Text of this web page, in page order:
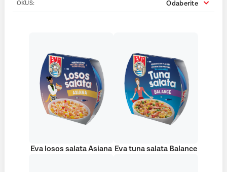
OKUS: Odaberite
Eva losos salata Asiana Eva tuna salata Balance